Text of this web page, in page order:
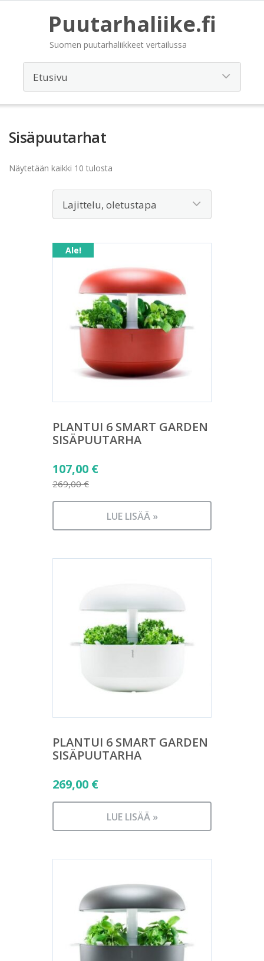
Puutarhaliike.fi
Suomen puutarhaliikkeet vertailussa
Sisäpuutarhat
Näytetään kaikki 10 tulosta
Ale!
PLANTUI 6 SMART GARDEN
SISÄPUUTARHA
269,00€
Alkuperäinen
hinta
oli:
107,00 €
Nykyinen
on:
LUE LISÄÄ »
PLANTUI 6 SMART GARDEN
SISÄPUUTARHA
269,00 €
LUE LISÄÄ »